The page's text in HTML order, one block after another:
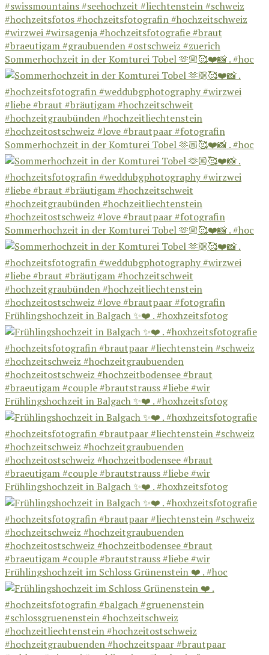
Sommerhochzeit in der Komturei Tobel 🫶🏼🥰❤️📸 . #hoc
Sommerhochzeit in der Komturei Tobel 🫶🏼🥰❤️📸 . #hoc
Sommerhochzeit in der Komturei Tobel 🫶🏼🥰❤️📸 . #hoc
Frühlingshochzeit in Balgach ✨❤️ . #hoxhzeitsfotog
Frühlingshochzeit in Balgach ✨❤️ . #hoxhzeitsfotog
Frühlingshochzeit in Balgach ✨❤️ . #hoxhzeitsfotog
Frühlingshochzeit im Schloss Grünenstein ❤️ . #hoc